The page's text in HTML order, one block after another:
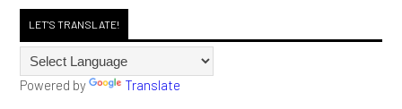
LET'S TRANSLATE!
Powered by Translate